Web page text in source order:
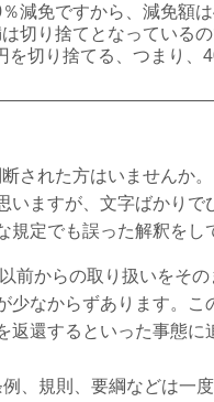
免ですから、減免額は
り捨てとなっている
切り捨てる、つまり、
された方はいませんか
いますが、文字ばかり
定でも誤った解釈をし
からの取り扱いをそ
少なからずあります。
還するといった事態に
、規則、要綱などは一